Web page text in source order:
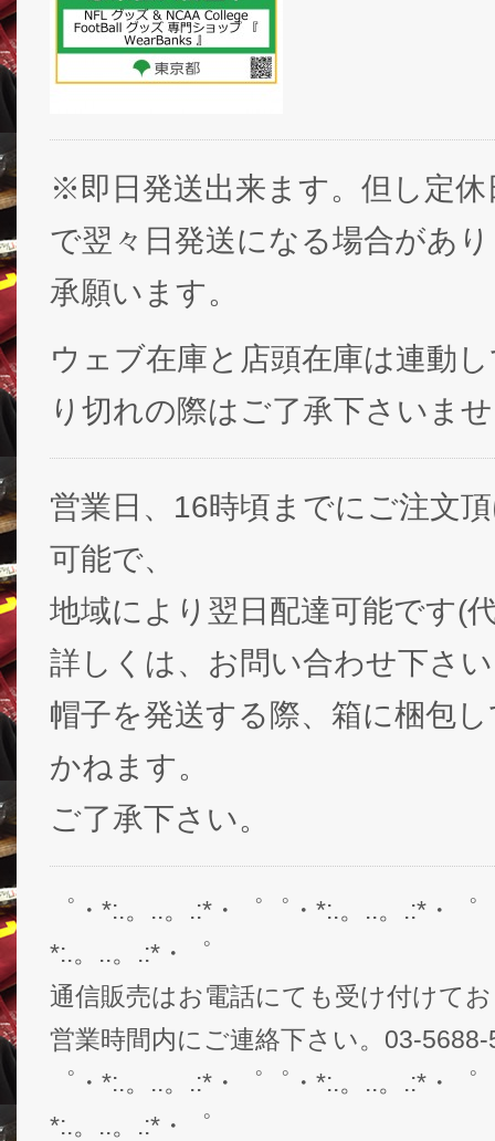
※即日発送出来ます。但し定休
で翌々日発送になる場合があ
承願います。
ウェブ在庫と店頭在庫は連動
り切れの際はご了承下さいま
営業日、16時頃までにご注文
可能で、
地域により翌日配達可能です(
詳しくは、お問い合わせ下さ
帽子を発送する際、箱に梱包
かねます。
ご了承下さい。
゜・*:.。..。.:*・゜゜・*:.。..。.:*・
*:.。..。.:*・゜
通信販売はお電話にても受け付けて
営業時間内にご連絡下さい。03-5688-
゜・*:.。..。.:*・゜゜・*:.。..。.:*・
*:.。..。.:*・゜